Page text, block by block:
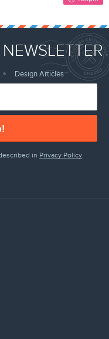
Design Articles
in Privacy Policy.